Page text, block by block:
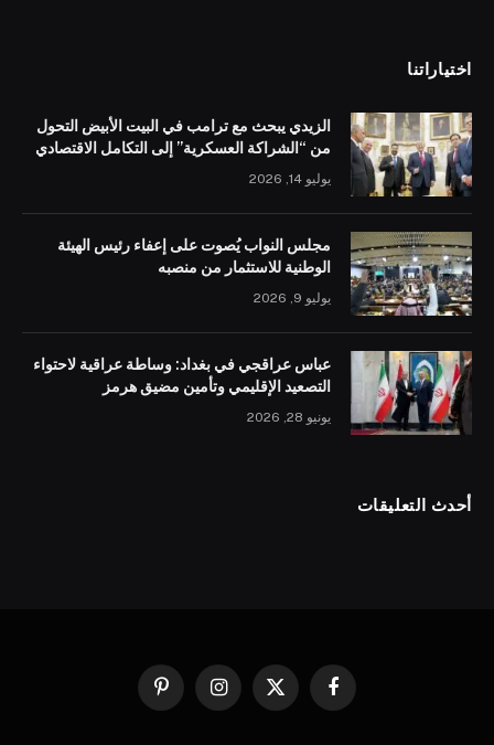
اختياراتنا
الزيدي يبحث مع ترامب في البيت الأبيض التحول
من “الشراكة العسكرية” إلى التكامل الاقتصادي
يوليو 14, 2026
مجلس النواب يُصوت على إعفاء رئيس الهيئة
الوطنية للاستثمار من منصبه
يوليو 9, 2026
عباس عراقجي في بغداد: وساطة عراقية لاحتواء
التصعيد الإقليمي وتأمين مضيق هرمز
يونيو 28, 2026
أحدث التعليقات
فيسبوك
X
الانستغرامبينتيريست